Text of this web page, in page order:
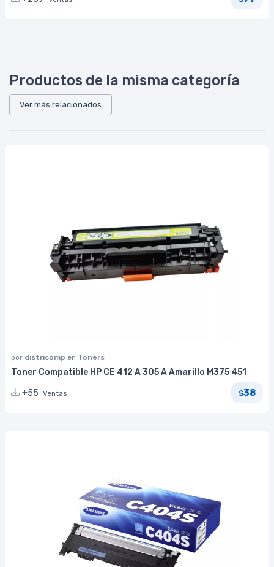
Productos de la misma categoría
Ver más relacionados
por districomp en Toners
Toner Compatible HP CE 412 A 305 A Amarillo M375 451
+55 Ventas $38